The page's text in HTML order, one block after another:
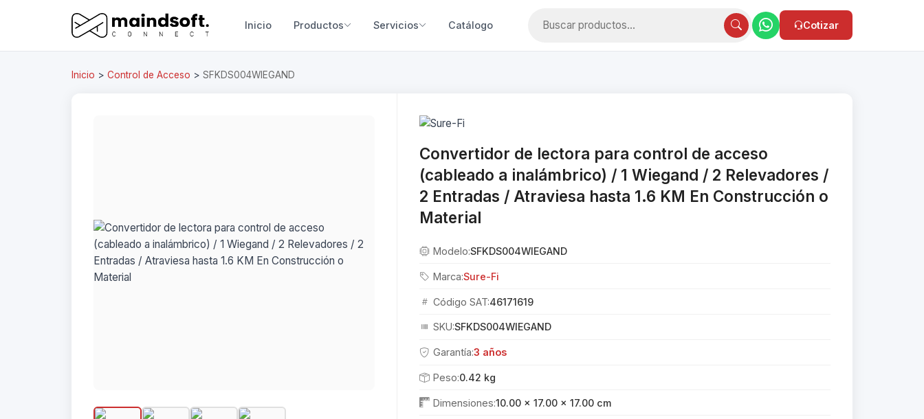
Inicio Productos Servicios Catálogo Cotizar
Inicio > Control de Acceso > SFKDS004WIEGAND
Convertidor de lectora para control de acceso
(cableado a inalámbrico) / 1 Wiegand / 2 Relevadores /
2 Entradas / Atraviesa hasta 1.6 KM En Construcción o
Material
Modelo:SFKDS004WIEGAND
Marca:Sure-Fi
Código SAT:46171619
SKU:SFKDS004WIEGAND
Garantía:3 años
Peso:0.42 kg
Dimensiones:10.00 × 17.00 × 17.00 cm